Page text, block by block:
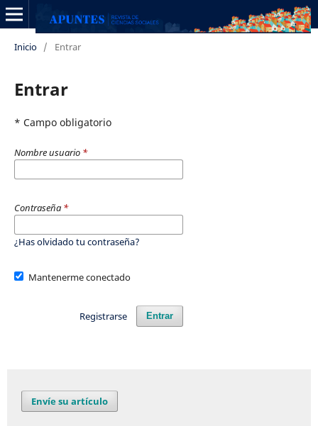
Inicio / Entrar
Entrar
* Campo obligatorio
Nombre usuario *
Contraseña *
¿Has olvidado tu contraseña?
Mantenerme conectado
Entrar
Registrarse
Envíe su artículo